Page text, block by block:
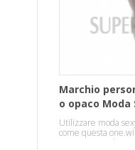
Marchio
o opaco Moda
Display
Utilizzare moda
come questa
per attirare i